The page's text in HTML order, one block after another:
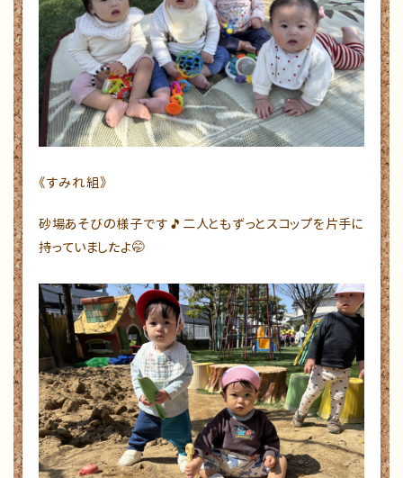
《すみれ組》
砂場あそびの様子です🎵二人ともずっとスコップを片手に
持っていましたよ🤭